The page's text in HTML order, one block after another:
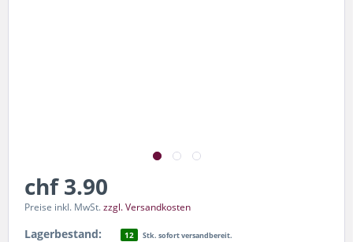
chf 3.90
Preise inkl. MwSt.zzgl. Versandkosten
Lagerbestand: 12 Stk. sofort versandbereit.